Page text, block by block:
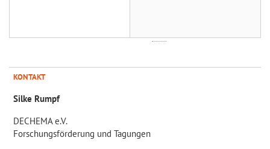
KONTAKT
Silke Rumpf
DECHEMA e.V.
Forschungsförderung und Tagungen